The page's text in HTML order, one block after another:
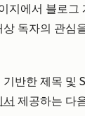
지에서 블로그
독자의 관심
반한 제목 및
제공하는 다